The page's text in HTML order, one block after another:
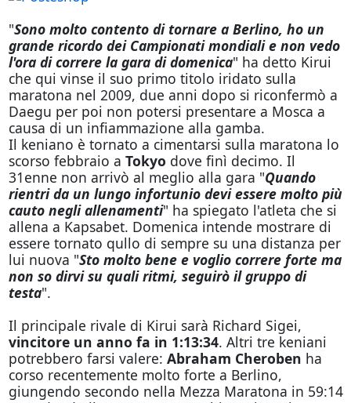
"Sono molto contento di tornare a Berlino, ho un
grande ricordo dei Campionati mondiali e non vedo
l'ora di correre la gara di domenica" ha detto Kirui
che qui vinse il suo primo titolo iridato sulla
maratona nel 2009, due anni dopo si riconfermò a
Daegu per poi non potersi presentare a Mosca a
causa di un infiammazione alla gamba.
Il keniano è tornato a cimentarsi sulla maratona lo
scorso febbraio a Tokyo dove finì decimo. Il
31enne non arrivò al meglio alla gara "Quando
rientri da un lungo infortunio devi essere molto più
cauto negli allenamenti" ha spiegato l'atleta che si
allena a Kapsabet. Domenica intende mostrare di
essere tornato qullo di sempre su una distanza per
lui nuova "Sto molto bene e voglio correre forte ma
non so dirvi su quali ritmi, seguirò il gruppo di
testa".
Il principale rivale di Kirui sarà Richard Sigei,
vincitore un anno fa in 1:13:34. Altri tre keniani
potrebbero farsi valere: Abraham Cheroben ha
corso recentemente molto forte a Berlino,
giungendo secondo nella Mezza Maratona in 59:14